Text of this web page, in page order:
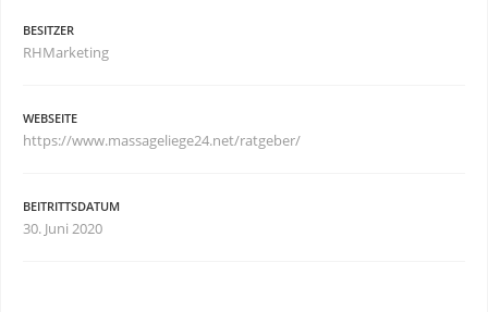
BESITZER
RHMarketing
WEBSEITE
https://www.massageliege24.net/ratgeber/
BEITRITTSDATUM
30. Juni 2020